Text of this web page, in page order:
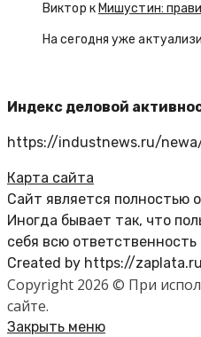
Виктор кМишустин:
На сегодня уже
Индекс деловой
https://industnews.ru/
Карта сайта
Сайт является полностью
Иногда бывает так, что
себя всю
Created by https://zaplata.ru
Copyright 2026 © При
сайте.
Закрыть меню